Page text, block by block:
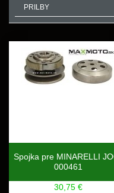
PRILBY
Spojka pre MINARELLI
000461
30,75 €